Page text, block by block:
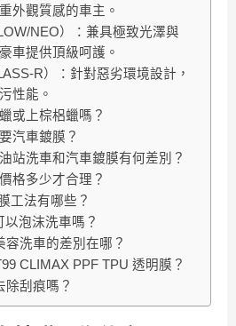
外觀質感的車主。
NEO）：兼具極致光澤與
車提供頂級呵護。
R）：針對惡劣環境設計，
性能。
或上棕梠蠟嗎？
汽車鍍膜？
站洗車和汽車鍍膜有何差別？
格多少才合理？
工法有哪些？
泡沫洗車嗎？
容洗車的差別在哪？
CLIMAX PPF TPU 透明膜？
除刮痕嗎？